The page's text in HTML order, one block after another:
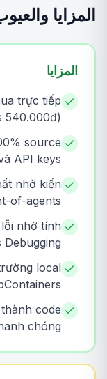
المزايا
المزايا
trực tiếp
source
API keys.
nhờ kiến
of-agents.
nhờ tính
local
code
chóng.